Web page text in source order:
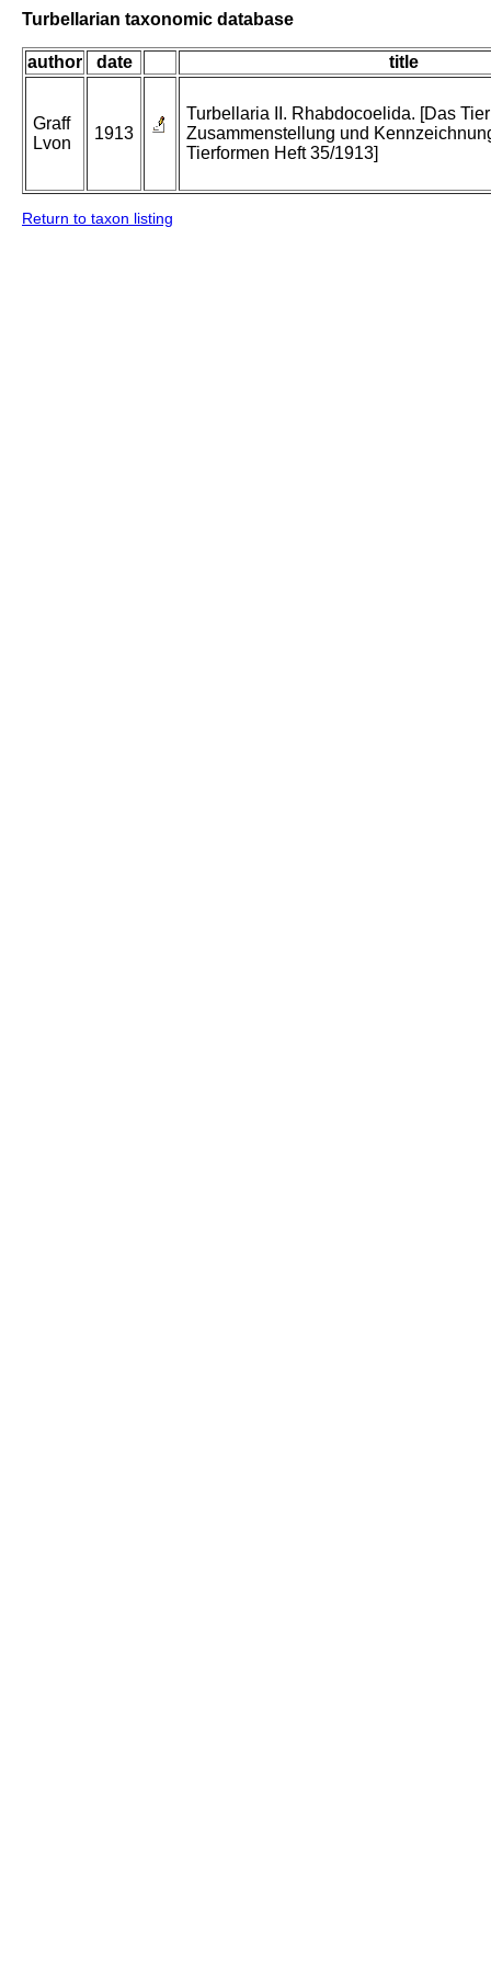
Turbellarian taxonomic database
author date title
Graff
Lvon
1913
Turbellaria II. Rhabdocoelida. [Das
Zusammenstellung und
Tierformen Heft 35/1913]
Return to taxon listing